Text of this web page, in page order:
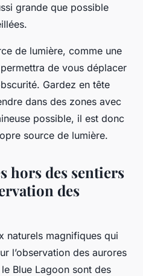
grande que possible
de lumière, comme une
de vous déplacer
Gardez en tête
dans des zones avec
possible, il est donc
source de lumière.
hors des sentiers
des
naturels magnifiques qui
l’observation des aurores
Blue Lagoon sont des